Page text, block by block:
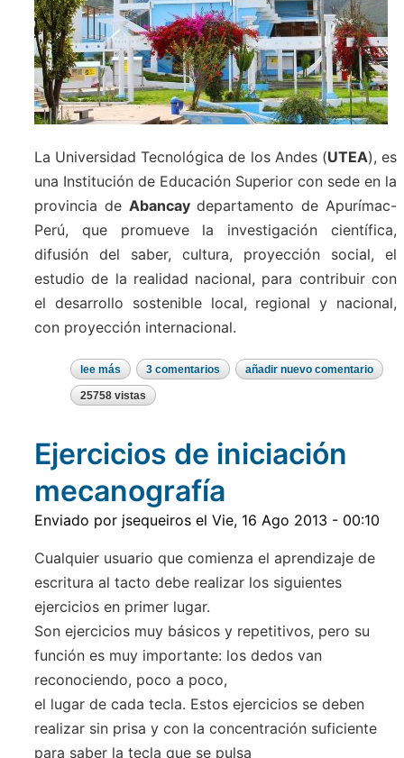
La Universidad Tecnológica de los Andes (UTEA), es
una Institución de Educación Superior con sede en la
provincia de Abancaydepartamento de Apurímac-
Perú, que promueve la investigación científica,
difusión del saber, cultura, proyección social, el
estudio de la realidad nacional, para contribuir con
el desarrollo sostenible local, regional y nacional,
con proyección internacional.
lee más sobre
utea
-
universidad
los
andes
-
apurímac
3 comentarios añadir nuevo comentario
25758 vistas
Ejercicios de iniciación
mecanografía
Enviado por jsequeiros el Vie, 16 Ago 2013 - 00:10
Cualquier usuario que comienza el aprendizaje de
escritura al tacto debe realizar los siguientes
ejercicios en primer lugar.
Son ejercicios muy básicos y repetitivos, pero su
función es muy importante: los dedos van
reconociendo, poco a poco,
el lugar de cada tecla. Estos ejercicios se deben
realizar sin prisa y con la concentración suficiente
para saber la tecla que se pulsa